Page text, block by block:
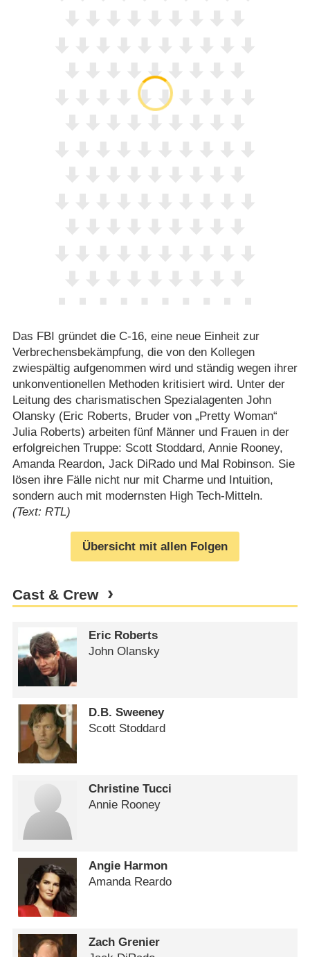
Das FBI gründet die C-16, eine neue Einheit zur
Verbrechensbekämpfung, die von den Kollegen
zwiespältig aufgenommen wird und ständig wegen ihrer
unkonventionellen Methoden kritisiert wird. Unter der
Leitung des charismatischen Spezialagenten John
Olansky (Eric Roberts, Bruder von „Pretty Woman“
Julia Roberts) arbeiten fünf Männer und Frauen in der
erfolgreichen Truppe: Scott Stoddard, Annie Rooney,
Amanda Reardon, Jack DiRado und Mal Robinson. Sie
lösen ihre Fälle nicht nur mit Charme und Intuition,
sondern auch mit modernsten High Tech-Mitteln.
(Text: RTL)
Übersicht mit allen Folgen
Cast & Crew
Eric Roberts
John Olansky
D.B. Sweeney
Scott Stoddard
Christine Tucci
Annie Rooney
Angie Harmon
Amanda Reardo
Zach Grenier